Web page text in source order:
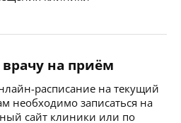
врачу на приём
расписание на текущий
необходимо записаться на
сайт клиники или по